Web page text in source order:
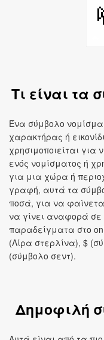
Τι είναι τα
Ένα σύμβολο
χαρακτήρας ή
χρησιμοποιείται για
ενός νομίσματος ή
για μια χώρα ή
γραφή, αυτά τα
ποσά, για να
να γίνει αναφορά
παραδείγματα στο
(Λίρα στερλίνα), $
(σύμβολο σεντ).
Δημοφιλή